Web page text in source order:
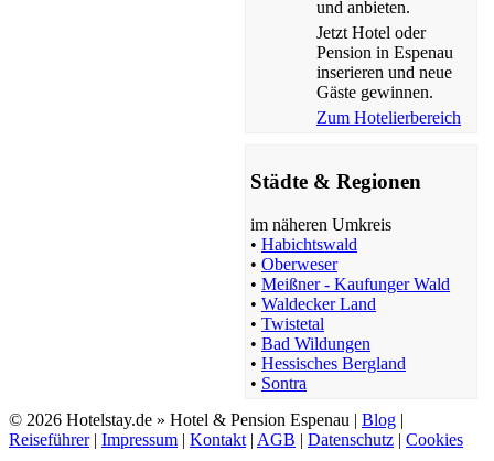
und anbieten.
Jetzt Hotel oder
Pension in Espenau
inserieren und neue
Gäste gewinnen.
Zum Hotelierbereich
Städte & Regionen
im näheren Umkreis
• Habichtswald
• Oberweser
• Meißner - Kaufunger Wald
• Waldecker Land
• Twistetal
• Bad Wildungen
• Hessisches Bergland
• Sontra
© 2026 Hotelstay.de » Hotel & Pension Espenau | Blog |
Reiseführer| Impressum | Kontakt | AGB | Datenschutz | Cookies